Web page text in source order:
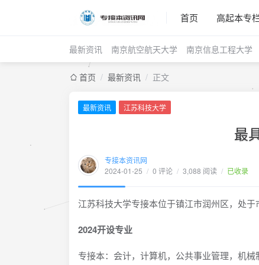
首页 高起本专
最新资讯 南京航空航天大学 南京信息工程大学
首页 / 最新资讯 / 正文
最新资讯 江苏科技大学
最
专接本资讯网
2024-01-25 / 0 评论 / 3,088 阅读 / 已收录
江苏科技大学专接本位于镇江市润州区，处
2024开设专业
专接本：会计，计算机，公共事业管理，机械